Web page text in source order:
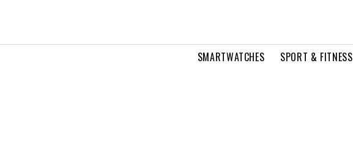
SMARTWATCHES SPORT & FITNESS